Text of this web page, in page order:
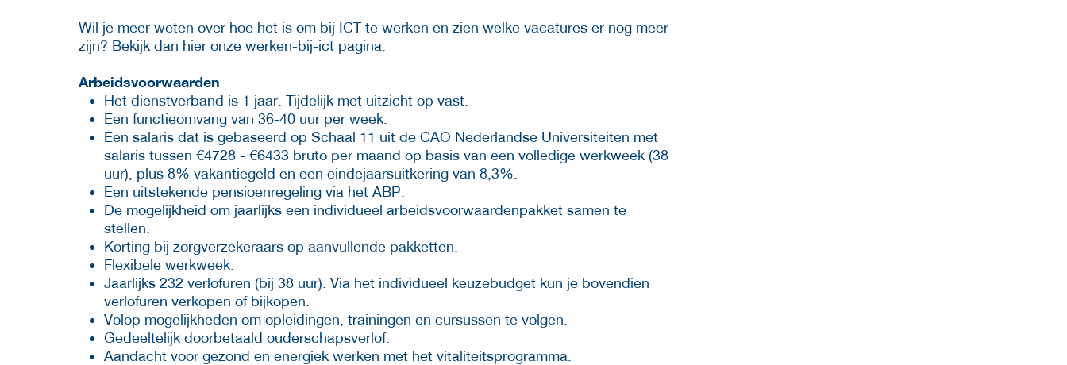
Wil je meer weten over hoe het is om bij ICT te werken en zien welke vacatures er nog meer
zijn? Bekijk dan hier onze werken-bij-ict pagina.
Arbeidsvoorwaarden
Het dienstverband is 1 jaar. Tijdelijk met uitzicht op vast.
Een functieomvang van 36-40 uur per week.
Een salaris dat is gebaseerd op Schaal 11 uit de CAO Nederlandse Universiteiten met
salaris tussen €4728 - €6433 bruto per maand op basis van een volledige werkweek (38
uur), plus 8% vakantiegeld en een eindejaarsuitkering van 8,3%.
Een uitstekende pensioenregeling via het ABP.
De mogelijkheid om jaarlijks een individueel arbeidsvoorwaardenpakket samen te
stellen.
Korting bij zorgverzekeraars op aanvullende pakketten.
Flexibele werkweek.
Jaarlijks 232 verlofuren (bij 38 uur). Via het individueel keuzebudget kun je bovendien
verlofuren verkopen of bijkopen.
Volop mogelijkheden om opleidingen, trainingen en cursussen te volgen.
Gedeeltelijk doorbetaald ouderschapsverlof.
Aandacht voor gezond en energiek werken met het vitaliteitsprogramma.